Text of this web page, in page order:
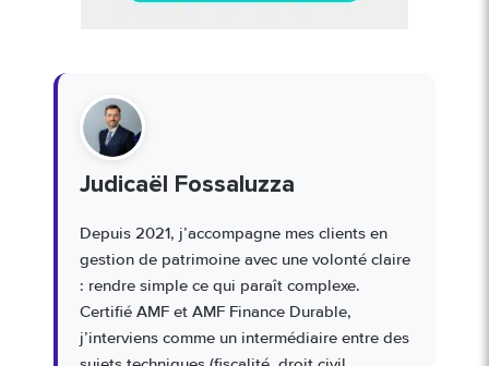
Judicaël Fossaluzza
Depuis 2021, j’accompagne mes clients en
gestion de patrimoine avec une volonté claire
: rendre simple ce qui paraît complexe.
Certifié AMF et AMF Finance Durable,
j’interviens comme un intermédiaire entre des